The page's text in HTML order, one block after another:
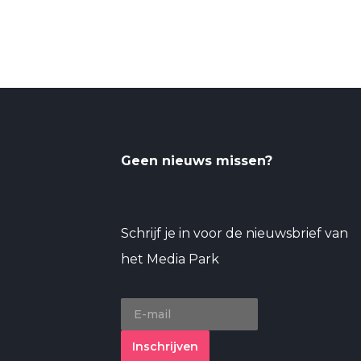
Geen nieuws missen?
Schrijf je in voor de nieuwsbrief van
het Media Park
Inschrijven